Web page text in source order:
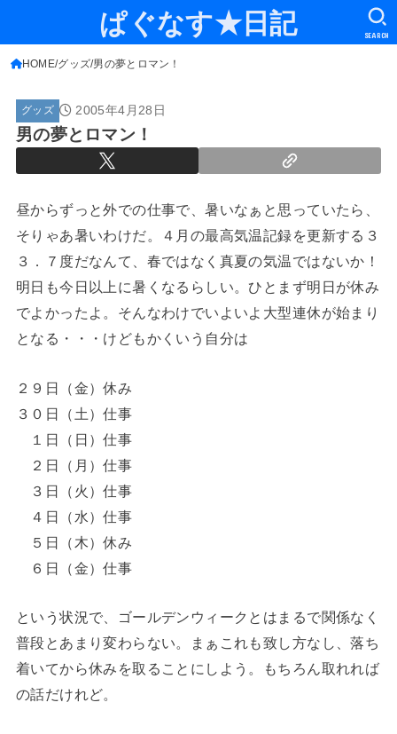
ぱぐなす★日記 SEARCH
HOME グッズ 男の夢とロマン！
グッズ 2005年4月28日
男の夢とロマン！
昼からずっと外での仕事で、暑いなぁと思っていたら、
そりゃあ暑いわけだ。４月の最高気温記録を更新する３
３．７度だなんて、春ではなく真夏の気温ではないか！
明日も今日以上に暑くなるらしい。ひとまず明日が休み
でよかったよ。そんなわけでいよいよ大型連休が始まり
となる・・・けどもかくいう自分は
２９日（金）休み
３０日（土）仕事
１日（日）仕事
２日（月）仕事
３日（火）仕事
４日（水）仕事
５日（木）休み
６日（金）仕事
という状況で、ゴールデンウィークとはまるで関係なく
普段とあまり変わらない。まぁこれも致し方なし、落ち
着いてから休みを取ることにしよう。もちろん取れれば
の話だけれど。